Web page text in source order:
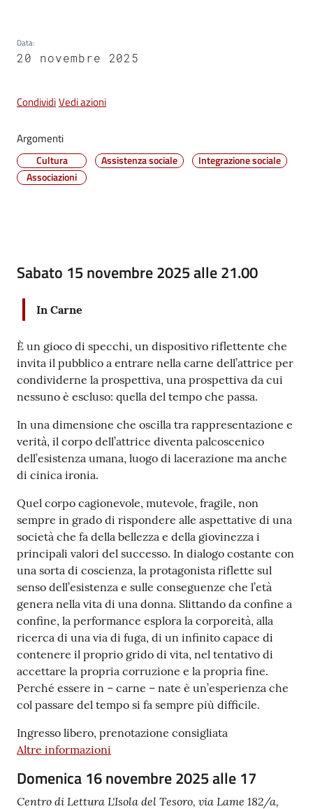
Trasparente
gli
argomenti...
Data:
20 novembre 2025
CondividiVedi azioni
Argomenti
Cultura Assistenza sociale
Integrazione sociale
Associazioni
Contenuto
Sabato 15 novembre 2025 alle 21.00
In Carne
È un gioco di specchi, un dispositivo riflettente che
invita il pubblico a entrare nella carne dell’attrice per
condividerne la prospettiva, una prospettiva da cui
nessuno è escluso: quella del tempo che passa.
In una dimensione che oscilla tra rappresentazione e
verità, il corpo dell’attrice diventa palcoscenico
dell’esistenza umana, luogo di lacerazione ma anche
di cinica ironia.
Quel corpo cagionevole, mutevole, fragile, non
sempre in grado di rispondere alle aspettative di una
società che fa della bellezza e della giovinezza i
principali valori del successo. In dialogo costante con
una sorta di coscienza, la protagonista riflette sul
senso dell’esistenza e sulle conseguenze che l’età
genera nella vita di una donna. Slittando da confine a
confine, la performance esplora la corporeità, alla
ricerca di una via di fuga, di un infinito capace di
contenere il proprio grido di vita, nel tentativo di
accettare la propria corruzione e la propria fine.
Perché essere in – carne – nate è un’esperienza che
col passare del tempo si fa sempre più difficile.
Ingresso libero, prenotazione consigliata
Altre informazioni
Domenica 16 novembre 2025 alle 17
Centro di Lettura L'Isola del Tesoro, via Lame 182/a,